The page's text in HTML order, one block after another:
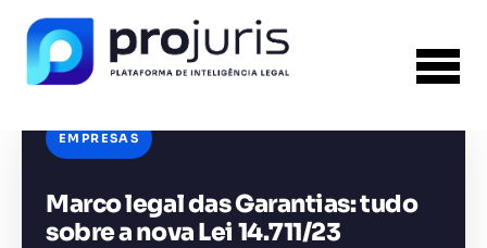
EMPRESAS
Marco legal das Garantias: tudo
sobre a nova Lei 14.711/23
FERRAMENTA RECOMENDADA PARA ESTE
CONTEÚDO
Gestão de Contratos